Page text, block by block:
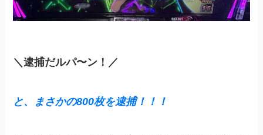
＼逮捕だルパ〜ン！／
と、まさかの800枚を逮捕！！！